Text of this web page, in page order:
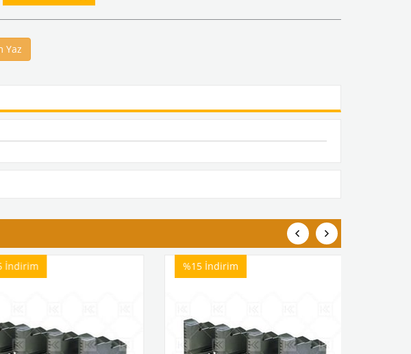
Yaz
İndirim %15 İndirim